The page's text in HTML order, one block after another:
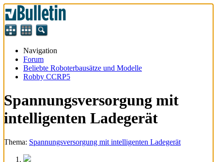
Navigation
Forum
Beliebte Roboterbausätze und Modelle
Robby CCRP5
Spannungsversorgung mit
intelligenten Ladegerät
Thema: Spannungsversorgung mit intelligenten Ladegerät